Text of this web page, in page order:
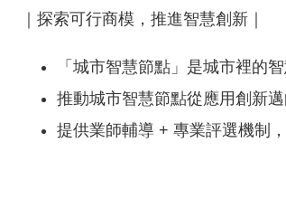
｜探索可行商模，推進智慧創新｜
「城市智慧節點」是城市裡的
推動城市智慧節點從應用創新
提供業師輔導 + 專業評選機制